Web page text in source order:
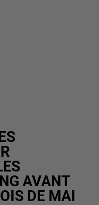
AVANT
DE MAI